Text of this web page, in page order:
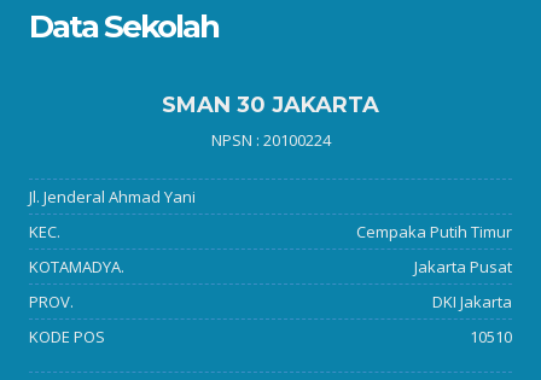
Data Sekolah
SMAN 30 JAKARTA
NPSN : 20100224
Jl. Jenderal Ahmad Yani
KEC.
Cempaka Putih Timur
KOTAMADYA.
Jakarta Pusat
PROV.
DKI Jakarta
KODE POS
10510